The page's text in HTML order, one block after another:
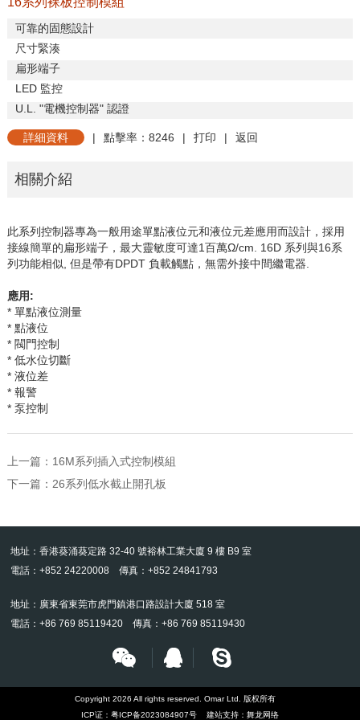
可靠的固態設計
尺寸緊湊
扁形端子
LED 監控
U.L. "電機控制器" 認證
詳細資料 | 點擊率：8246 | 打印 | 返回
相關介紹
此系列控制器專為一般用途單點液位元和液位元差應用而設計，採用
接線簡單的扁形端子，最大靈敏度可達1百萬Ω/cm. 16D 系列與16系
列功能相似 但是帶有DPDT 負載觸點，無需外接中間繼電器
應用:
* 單點液位測量
* 點液位
* 閥門控制
* 低水位切斷
* 液位差
* 報警
* 泵控制
上一篇： 16M系列插入式控制模組
下一篇： 26系列低水截止開孔板
地址：香港葵涌葵定路 32-40 號裕林工業大廈 9 樓 B9 室
電話：+852 24220008 傳真：+852 24841793
地址：廣東省東莞市虎門鎮港口路設計大廈 518 室
電話：+86 769 85119420 傳真：+86 769 85119430
Copyright 2026 All rights reserved. Omar Ltd. 版权所有
ICP证： 粤ICP备2023084907号 建站支持： 舞龙网络